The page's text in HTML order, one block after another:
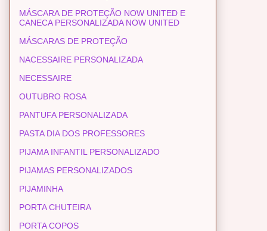
MÁSCARA DE PROTEÇÃO NOW UNITED E
CANECA PERSONALIZADA NOW UNITED
MÁSCARAS DE PROTEÇÃO
NACESSAIRE PERSONALIZADA
NECESSAIRE
OUTUBRO ROSA
PANTUFA PERSONALIZADA
PASTA DIA DOS PROFESSORES
PIJAMA INFANTIL PERSONALIZADO
PIJAMAS PERSONALIZADOS
PIJAMINHA
PORTA CHUTEIRA
PORTA COPOS